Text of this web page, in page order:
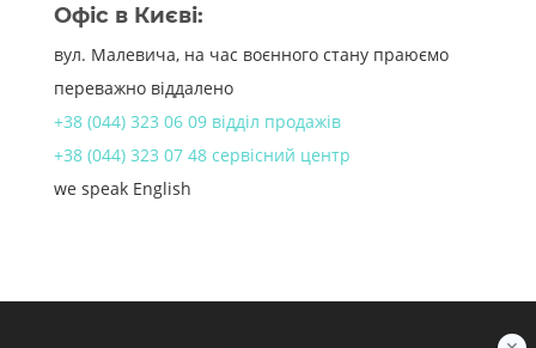
Офіс в Києві:
вул. Малевича, на час воєнного стану праюємо
переважно віддалено
+38 (044) 323 06 09 відділ продажів
+38 (044) 323 07 48 сервісний центр
we speak English